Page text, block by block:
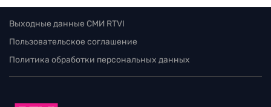
Выходные данные СМИ RTVI
Пользовательское соглашение
Политика обработки персональных данных